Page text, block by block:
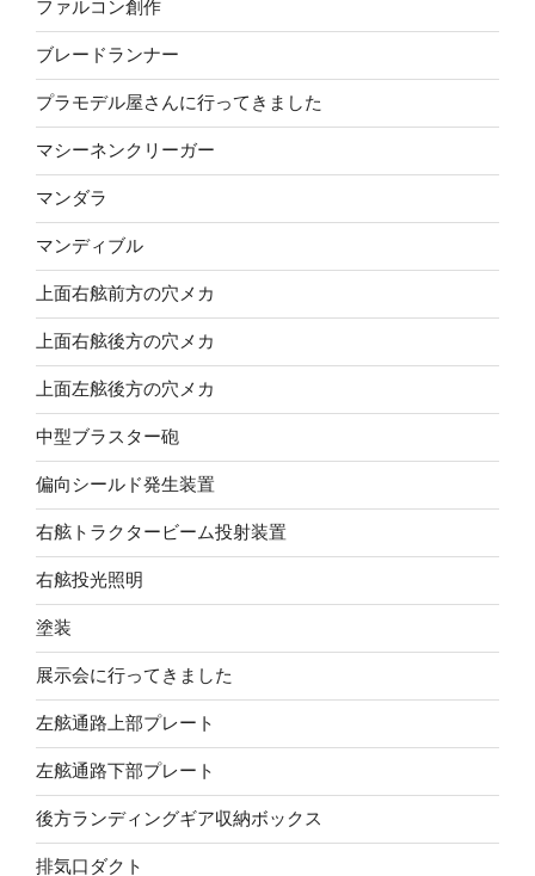
ファルコン創作
ブレードランナー
プラモデル屋さんに行ってきました
マシーネンクリーガー
マンダラ
マンディブル
上面右舷前方の穴メカ
上面右舷後方の穴メカ
上面左舷後方の穴メカ
中型ブラスター砲
偏向シールド発生装置
右舷トラクタービーム投射装置
右舷投光照明
塗装
展示会に行ってきました
左舷通路上部プレート
左舷通路下部プレート
後方ランディングギア収納ボックス
排気口ダクト